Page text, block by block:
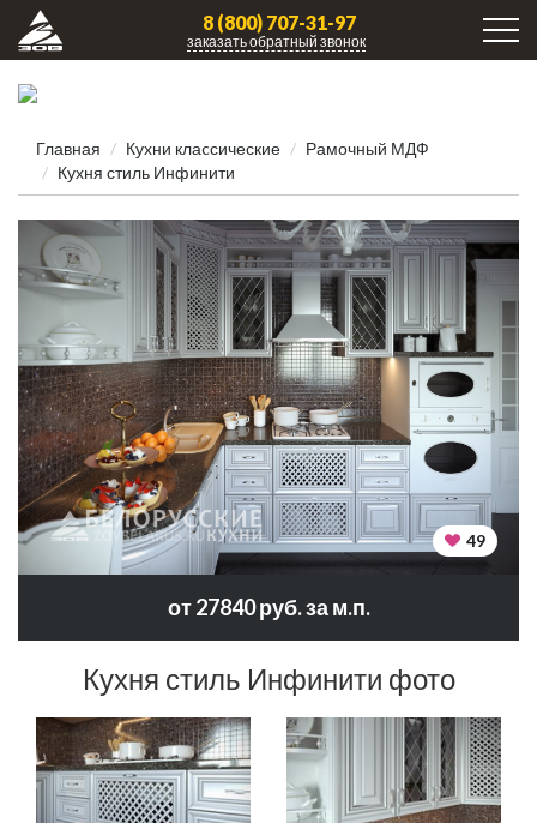
8 (800) 707-31-97
заказать обратный звонок
Главная Кухни клаcсические
Рамочный МДФ
Кухня стиль Инфинити
49
от 27840 руб. за м.п.
Кухня стиль Инфинити фото